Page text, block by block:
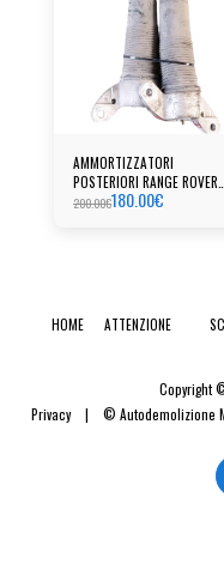
AMMORTIZZATORI
POSTERIORI RANGE ROVER
EVOQUE
200.00€180.00€
Copyright
Privacy| © Autodemolizione
HOME ATTENZIONE